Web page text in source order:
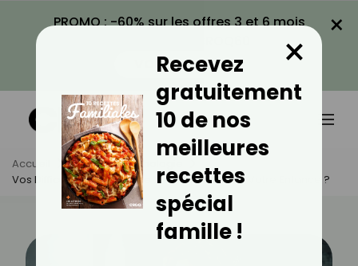
PROMO : -60% sur les offres 3 et 6 mois
VOIR LA PROMO
×
Accueil Actus
Psychologie
Vos Difficultés À La Rentrée Viennent-Elles De Votre Enfance ?
Recevez
gratuitement
10 de nos
meilleures
recettes
spécial
famille !
×